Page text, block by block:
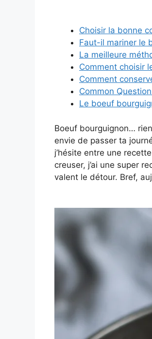
Choisir la bonne
Faut-il mariner le
La meilleure
Comment choisir
Comment
Common
Le boeuf
Boeuf bourguignon…
envie de passer ta
j’hésite entre une
creuser, j’ai une super
valent le détour. Bref,